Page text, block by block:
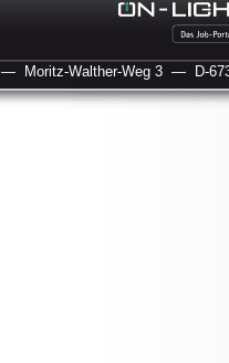
— Moritz-Walther-Weg 3 — D-